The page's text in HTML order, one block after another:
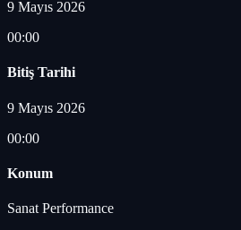
9 Mayıs 2026
00:00
Bitiş Tarihi
9 Mayıs 2026
00:00
Konum
Sanat Performance